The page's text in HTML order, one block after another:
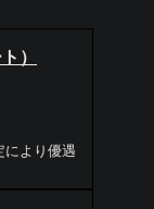
）
により優遇